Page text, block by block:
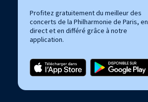
Profitez gratuitement du meilleur des
concerts de la Philharmonie de Paris, en
direct et en différé grâce à notre
application.